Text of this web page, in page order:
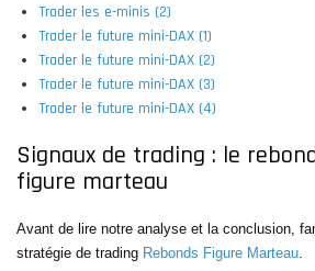
Trader les e-minis (2)
Trader le future mini-DAX (1)
Trader le future mini-DAX (2)
Trader le future mini-DAX (3)
Trader le future mini-DAX (4)
Signaux de trading : le
figure marteau
Avant de lire notre analyse et la conclusion,
stratégie de trading Rebonds Figure Marteau